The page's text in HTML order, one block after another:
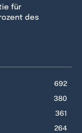
für
des
692
380
361
264